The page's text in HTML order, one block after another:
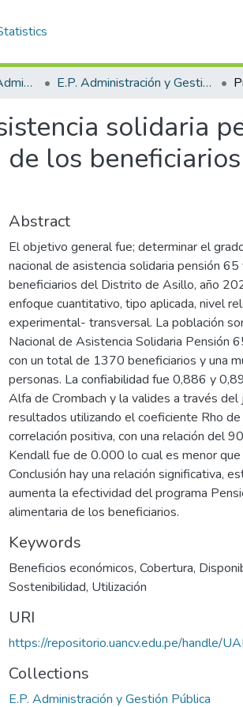
Facultad de Ciencias Administrativas E.P. Administración y Gestión Pública
solidaria
los
Abstract
El objetivo general fue; determinar el
nacional de asistencia solidaria pensión
beneficiarios del Distrito de Asillo, año
enfoque cuantitativo, tipo aplicada, nivel
experimental- transversal. La población
Nacional de Asistencia Solidaria Pensión
con un total de 1370 beneficiarios y una
personas. La confiabilidad fue 0,886 y
Alfa de Crombach y la valides a través
resultados utilizando el coeficiente Rho de
correlación positiva, con una relación del
Kendall fue de 0.000 lo cual es menor
Conclusión hay una relación significativa,
aumenta la efectividad del programa
alimentaria de los beneficiarios.
Keywords
Beneficios económicos, Cobertura,
Sostenibilidad, Utilización
URI
https://repositorio.uancv.edu.pe/handle/
Collections
E.P. Administración y Gestión Pública